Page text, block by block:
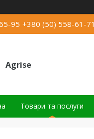
95 +380 (50) 558-61-71
Agrise
Товари та послуги